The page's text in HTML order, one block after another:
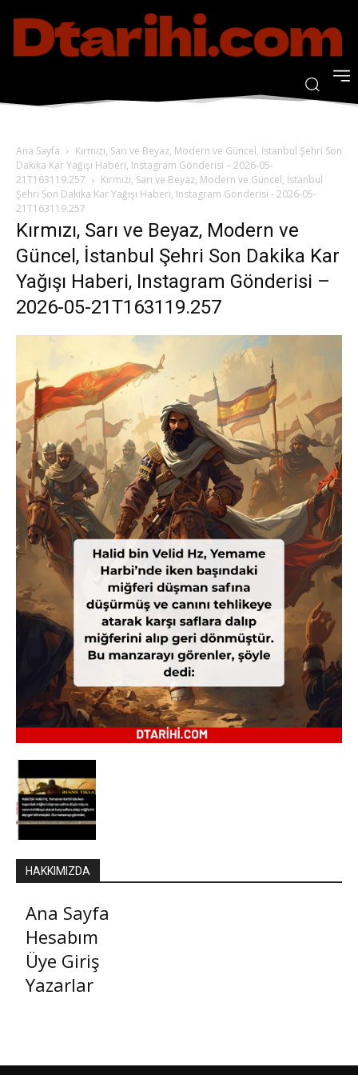
Ana Sayfa
Kırmızı, Sarı ve Beyaz, Modern ve Güncel, İstanbul Şehri Son
Dakika Kar Yağışı Haberi, Instagram Gönderisi – 2026-05-
21T163119.257
Kırmızı, Sarı ve Beyaz, Modern ve Güncel, İstanbul
Şehri Son Dakika Kar Yağışı Haberi, Instagram Gönderisi - 2026-05-
21T163119.257
Kırmızı, Sarı ve Beyaz, Modern ve
Güncel, İstanbul Şehri Son Dakika Kar
Yağışı Haberi, Instagram Gönderisi –
2026-05-21T163119.257
HAKKIMIZDA
Ana Sayfa
Hesabım
Üye Giriş
Yazarlar